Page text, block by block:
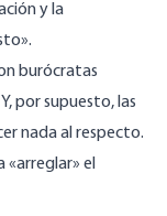
y la
burócratas
por supuesto, las
nada al respecto.
«arreglar» el